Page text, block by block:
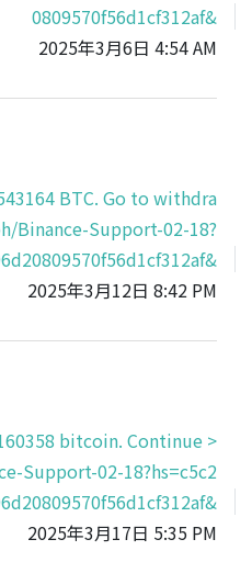
0809570f56d1cf312af&
2025年3月6日 4:54 AM
BTC. Go to withdra
Binance-Support-02-18?
2025年3月12日 8:42 PM
bitcoin. Continue >
Support-02-18?hs=c5c2
2025年3月17日 5:35 PM